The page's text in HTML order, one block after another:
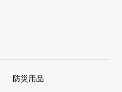
防災用品